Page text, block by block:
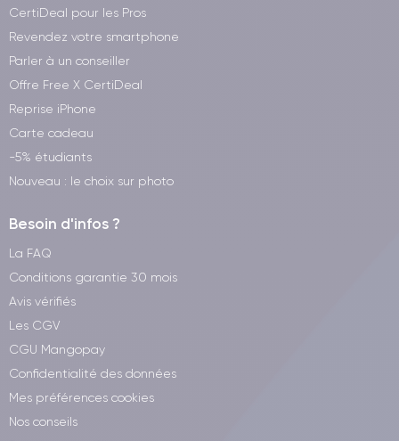
CertiDeal pour les Pros
Revendez votre smartphone
Parler à un conseiller
Offre Free X CertiDeal
Reprise iPhone
Carte cadeau
-5% étudiants
Nouveau : le choix sur photo
Besoin d'infos ?
La FAQ
Conditions garantie 30 mois
Avis vérifiés
Les CGV
CGU Mangopay
Confidentialité des données
Mes préférences cookies
Nos conseils